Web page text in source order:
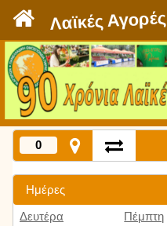
Λαϊκές Αγορές
0
Ημέρες
Δευτέρα
Πέμπτη